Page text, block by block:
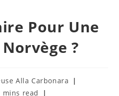
Pour Une
?
Alla Carbonara
mins read